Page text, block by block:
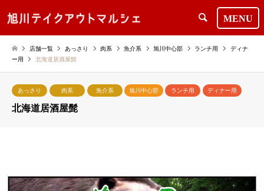
検索
店舗一覧 あっさり 肉系 魚介系 旭川中心部 ランチ用
ディナ
ー用
北海道居酒屋髭
あっさり 肉系 魚介系 旭川中心部 ランチ用 ディナー用
北海道居酒屋髭